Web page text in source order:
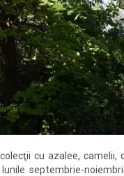
cu azalee, camelii,
septembrie-